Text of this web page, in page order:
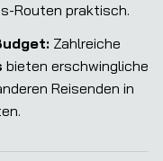
Routen praktisch.
Zahlreiche
bieten erschwingliche
Reisenden in